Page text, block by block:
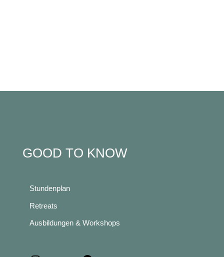
GOOD TO KNOW
Stundenplan
Retreats
Ausbildungen & Workshops